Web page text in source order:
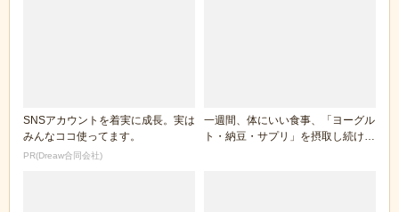
SNSアカウントを着実に成長。実は
みんなココ使ってます。
PR(Dreaw合同会社)
一週間、体にいい食事、「ヨーグル
ト・納豆・サプリ」を摂取し続けて